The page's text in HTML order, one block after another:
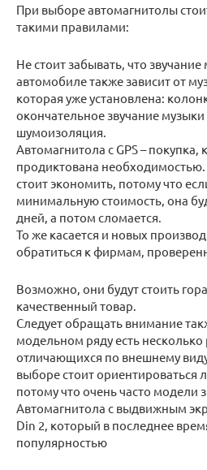
При выборе автомагнитолы
такими правилами:
Не стоит забывать, что
автомобиле также зависит от
которая уже установлена:
окончательное звучание
шумоизоляция.
Автомагнитола с GPS –
продиктована необходимостью.
стоит экономить, потому что
минимальную стоимость, она
дней, а потом сломается.
То же касается и новых
обратиться к фирмам,
Возможно, они будут стоить
качественный товар.
Следует обращать внимание
модельном ряду есть
отличающихся по внешнему
выборе стоит ориентироваться
потому что очень часто модели
Автомагнитола с выдвижным
Din 2, который в последнее
популярностью